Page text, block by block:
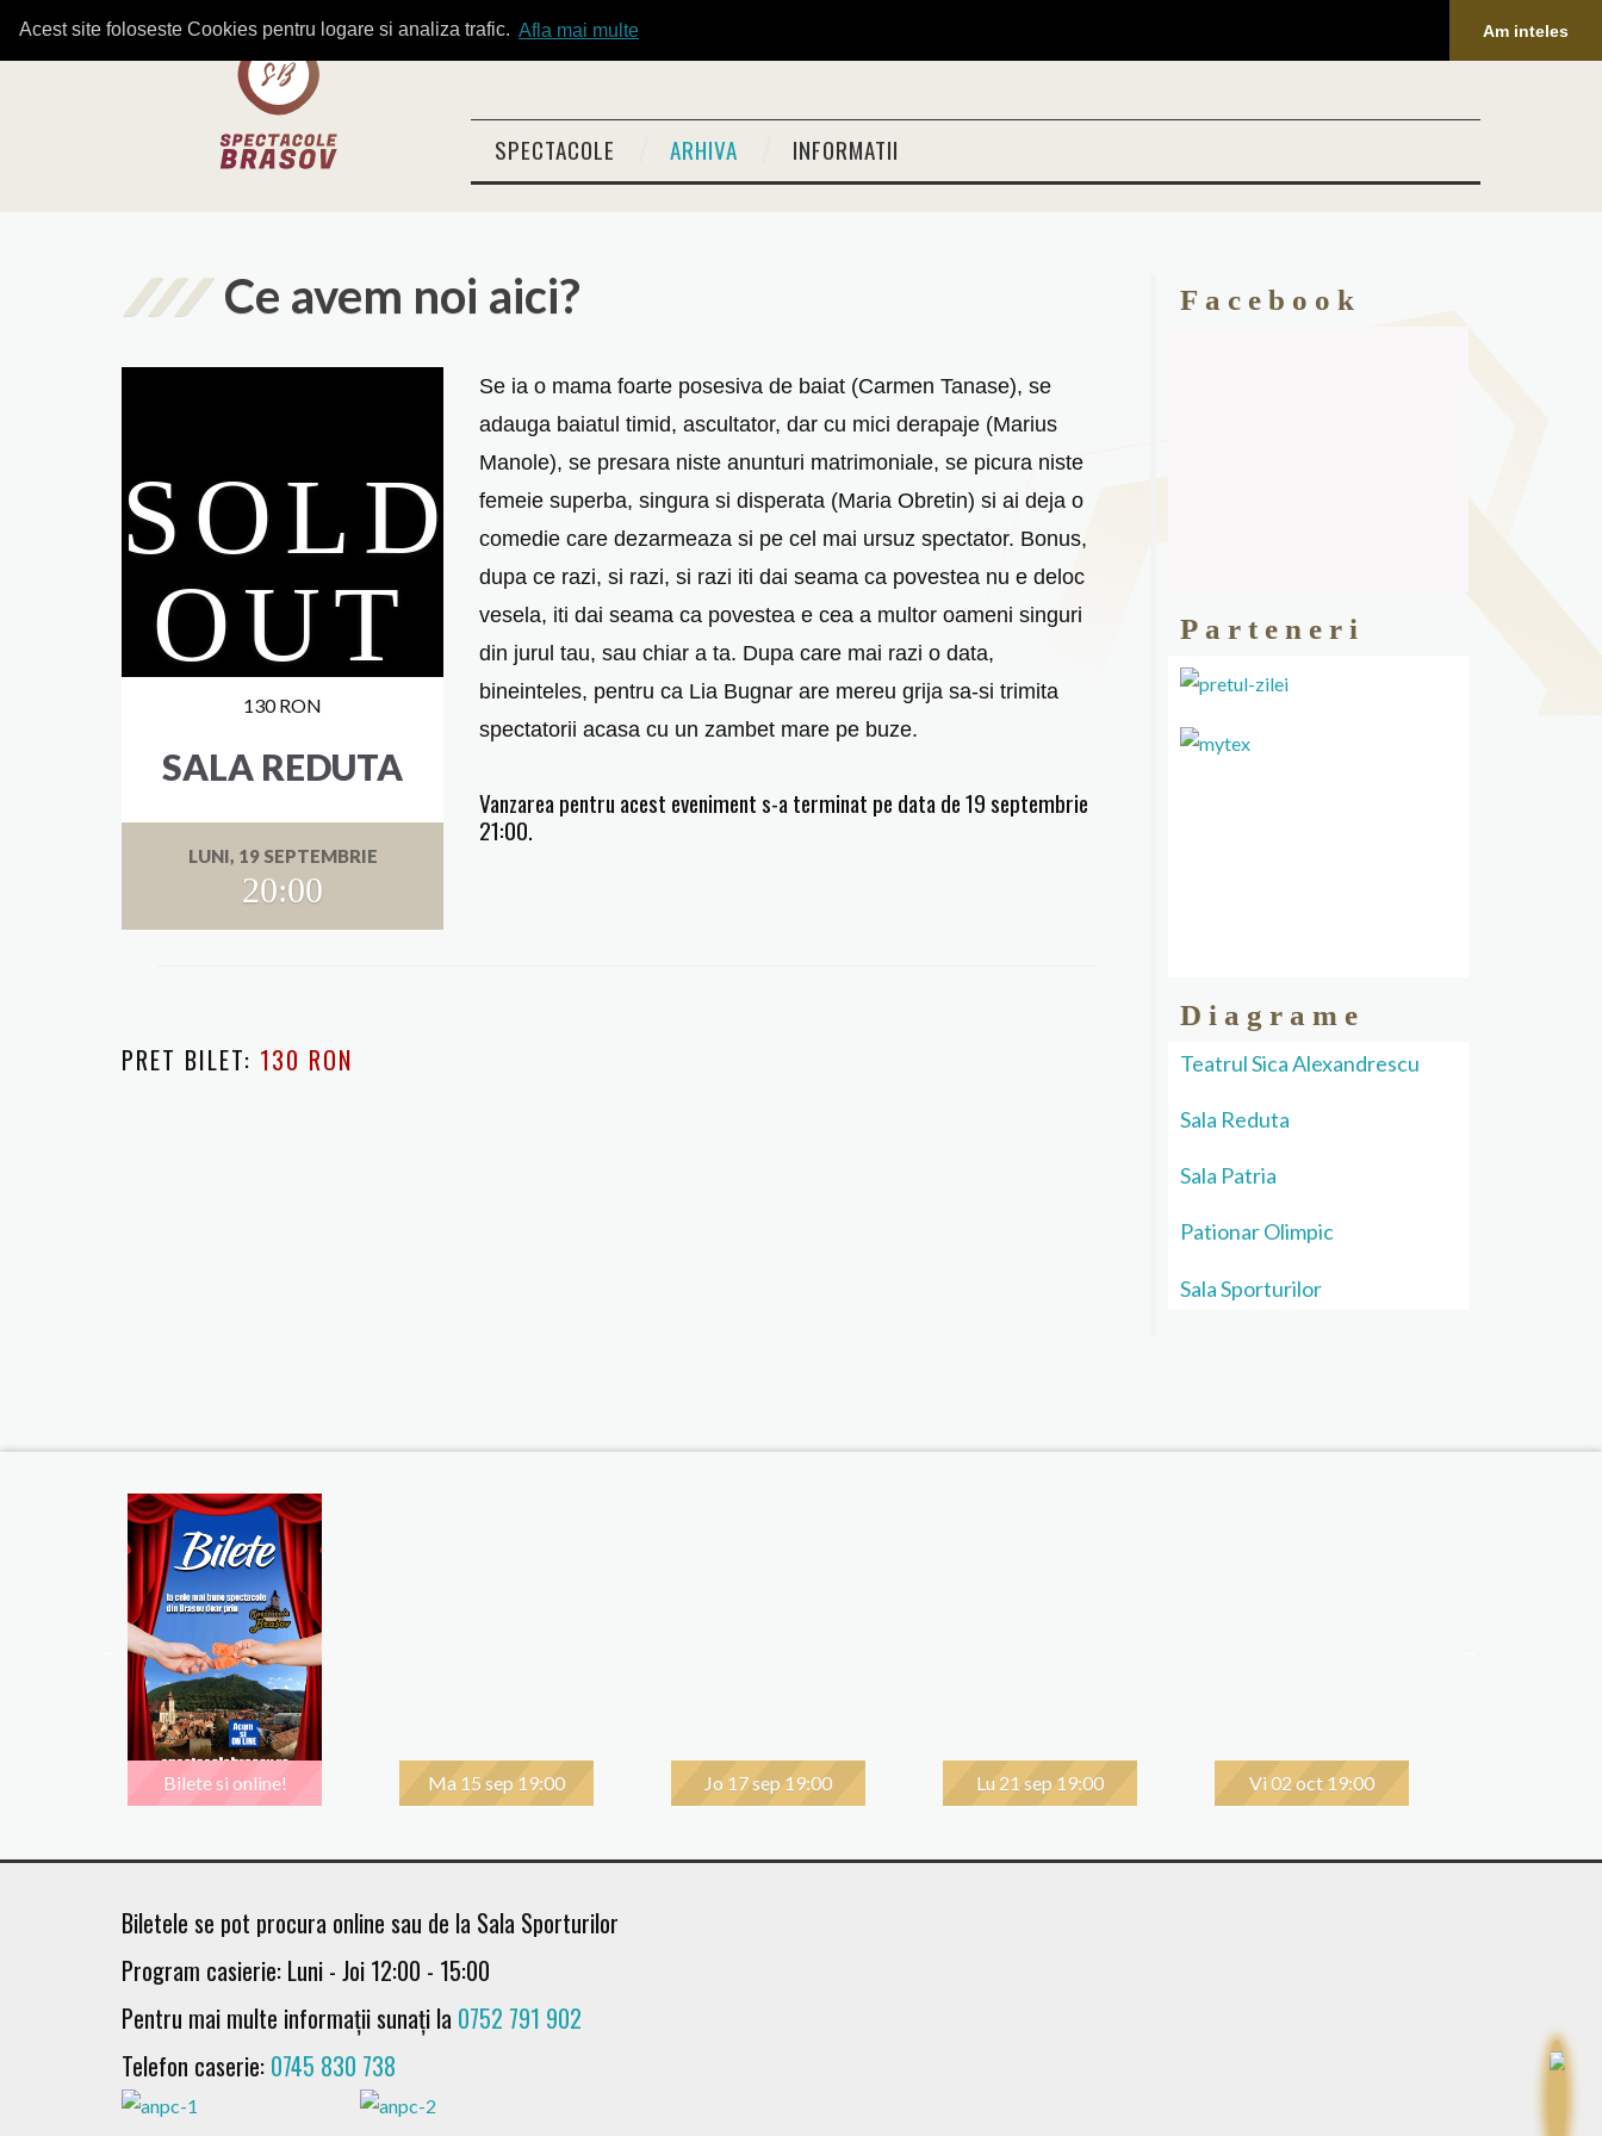
Acest site foloseste Cookies pentru logare si analiza trafic. Afla mai multe Am inteles
SPECTACOLE ARHIVA INFORMATII
Ce avem noi aici?
130 RON
SALA REDUTA
LUNI, 19 SEPTEMBRIE
20:00
Se ia o mama foarte posesiva de baiat (Carmen Tanase), se
adauga baiatul timid, ascultator, dar cu mici derapaje (Marius
Manole), se presara niste anunturi matrimoniale, se picura niste
femeie superba, singura si disperata (Maria Obretin) si ai deja o
comedie care dezarmeaza si pe cel mai ursuz spectator. Bonus,
dupa ce razi, si razi, si razi iti dai seama ca povestea nu e deloc
vesela, iti dai seama ca povestea e cea a multor oameni singuri
din jurul tau, sau chiar a ta. Dupa care mai razi o data,
bineinteles, pentru ca Lia Bugnar are mereu grija sa-si trimita
spectatorii acasa cu un zambet mare pe buze.
Vanzarea pentru acest eveniment s-a terminat pe data de 19 septembrie
21:00.
PRET BILET: 130 RON
Facebook
Parteneri
Diagrame
Teatrul Sica Alexandrescu
Sala Reduta
Sala Patria
Pationar Olimpic
Sala Sporturilor
Bilete si online! Ma 15 sep 19:00 Jo 17 sep 19:00 Lu 21 sep 19:00 Vi 02 oct 19:00
Biletele se pot procura online sau de la Sala Sporturilor
Program casierie: Luni - Joi 12:00 - 15:00
Pentru mai multe informații sunați la 0752 791 902
Telefon caserie: 0745 830 738